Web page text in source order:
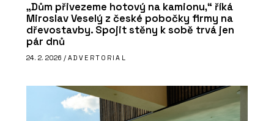
„Dům přivezeme hotový na kamionu,“ říká
Miroslav Veselý z české pobočky firmy na
dřevostavby. Spojit stěny k sobě trvá jen
pár dnů
24. 2. 2026 / ADVERTORIAL